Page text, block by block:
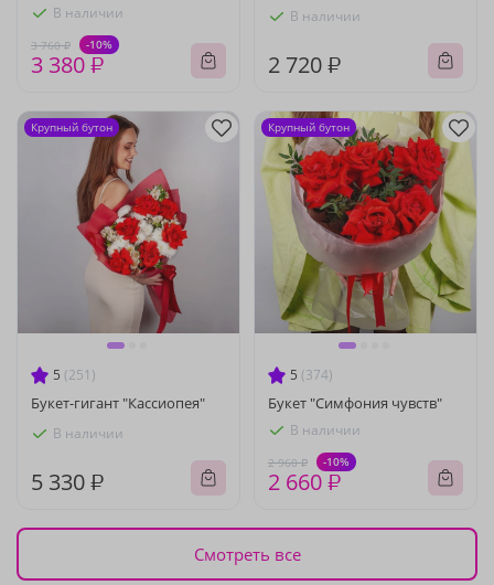
В наличии
3 760 ₽ -10%
3 380 ₽
В наличии
2 720 ₽
5 (251)
Букет-гигант "Кассиопея"
В наличии
5 330 ₽
Крупный бутон
5 (374)
Букет "Симфония чувств"
В наличии
2 960 ₽ -10%
2 660 ₽
Крупный бутон
Смотреть все